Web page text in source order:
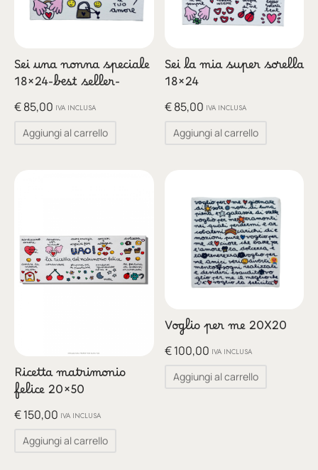
Sei una nonna speciale
18×24-best seller-
€85,00 IVA INCLUSA
Aggiungi al carrello
Sei la mia super sorella
18×24
€85,00 IVA INCLUSA
Aggiungi al carrello
Ricetta matrimonio
felice 20×50
€150,00 IVA INCLUSA
Aggiungi al carrello
Voglio per me 20X20
€100,00 IVA INCLUSA
Aggiungi al carrello